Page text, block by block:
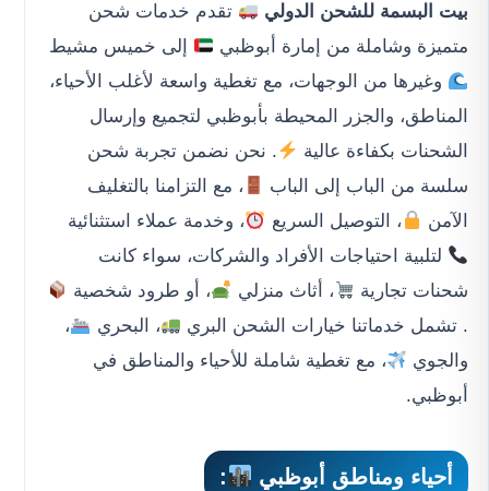
بيت البسمة للشحن الدولي
تقدم خدمات شحن
متميزة وشاملة من إمارة أبوظبي
إلى خميس مشيط
وغيرها من الوجهات، مع تغطية واسعة لأغلب الأحياء،
المناطق، والجزر المحيطة بأبوظبي لتجميع وإرسال
الشحنات بكفاءة عالية
. نحن نضمن تجربة شحن
سلسة من الباب إلى الباب
، مع التزامنا بالتغليف
الآمن
، التوصيل السريع
، وخدمة عملاء استثنائية
لتلبية احتياجات الأفراد والشركات، سواء كانت
شحنات تجارية
، أثاث منزلي
، أو طرود شخصية
. تشمل خدماتنا خيارات الشحن البري
، البحري
،
والجوي
، مع تغطية شاملة للأحياء والمناطق في
أبوظبي.
أحياء ومناطق أبوظبي :